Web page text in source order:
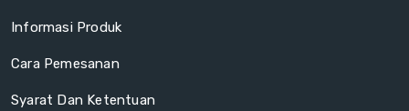
Informasi Produk
Cara Pemesanan
Syarat Dan Ketentuan